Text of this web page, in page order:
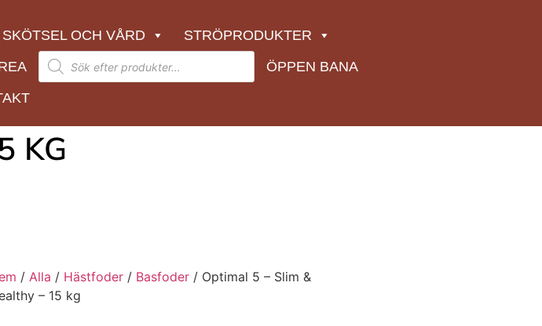
SKÖTSEL OCH VÅRD
STRÖPRODUKTER
ÖPPEN BANA
KG
/ Alla / Hästfoder / Basfoder / Optimal 5 – Slim &
– 15 kg